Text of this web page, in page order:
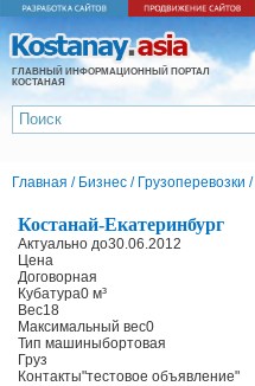
ГЛАВНЫЙ ИНФОРМАЦИОННЫЙ ПОРТАЛ
КОСТАНАЯ
Главная / Бизнес / Грузоперевозки /
Костанай-Екатеринбург
Актуально до30.06.2012
Цена
Договорная
Кубатура0 м³
Вес18
Максимальный вес0
Тип машиныбортовая
Груз
Контакты"тестовое объявление"